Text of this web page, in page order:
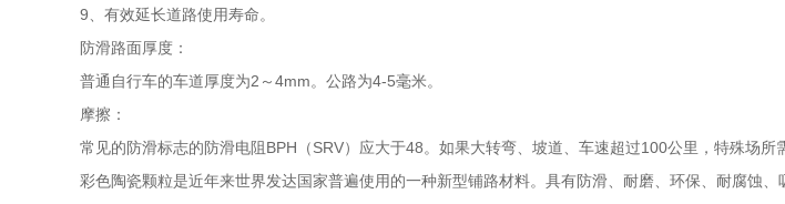
9、有效延长道路使用寿命。
防滑路面厚度：
普通自行车的车道厚度为2～4mm。公路为4-5毫米。
摩擦：
常见的防滑标志的防滑电阻BPH（SRV）应大于48。如果大转弯、坡道、车速超过100公里，特殊场所
彩色陶瓷颗粒是近年来世界发达国家普遍使用的一种新型铺路材料。具有防滑、耐磨、环保、耐腐蚀